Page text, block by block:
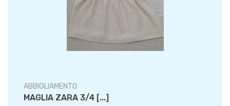
ABBIGLIAMENTO
MAGLIA ZARA 3/4 [...]